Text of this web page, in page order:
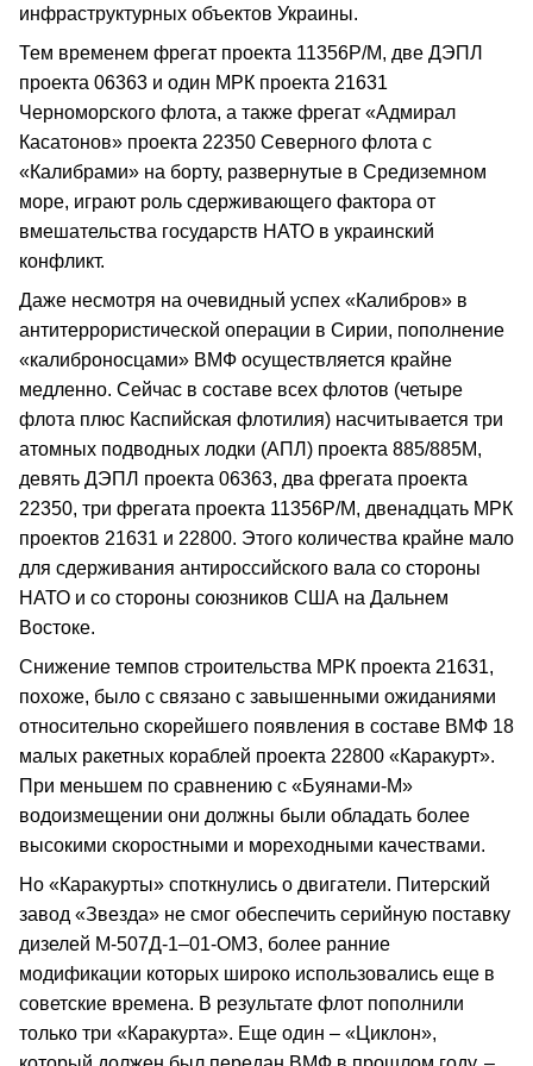
инфраструктурных объектов Украины.
Тем временем фрегат проекта 11356Р/М, две ДЭПЛ
проекта 06363 и один МРК проекта 21631
Черноморского флота, а также фрегат «Адмирал
Касатонов» проекта 22350 Северного флота с
«Калибрами» на борту, развернутые в Средиземном
море, играют роль сдерживающего фактора от
вмешательства государств НАТО в украинский
конфликт.
Даже несмотря на очевидный успех «Калибров» в
антитеррористической операции в Сирии, пополнение
«калиброносцами» ВМФ осуществляется крайне
медленно. Сейчас в составе всех флотов (четыре
флота плюс Каспийская флотилия) насчитывается три
атомных подводных лодки (АПЛ) проекта 885/885М,
девять ДЭПЛ проекта 06363, два фрегата проекта
22350, три фрегата проекта 11356Р/М, двенадцать МРК
проектов 21631 и 22800. Этого количества крайне мало
для сдерживания антироссийского вала со стороны
НАТО и со стороны союзников США на Дальнем
Востоке.
Снижение темпов строительства МРК проекта 21631,
похоже, было с связано с завышенными ожиданиями
относительно скорейшего появления в составе ВМФ 18
малых ракетных кораблей проекта 22800 «Каракурт».
При меньшем по сравнению с «Буянами-М»
водоизмещении они должны были обладать более
высокими скоростными и мореходными качествами.
Но «Каракурты» споткнулись о двигатели. Питерский
завод «Звезда» не смог обеспечить серийную поставку
дизелей М-507Д-1–01-ОМЗ, более ранние
модификации которых широко использовались еще в
советские времена. В результате флот пополнили
только три «Каракурта». Еще один – «Циклон»,